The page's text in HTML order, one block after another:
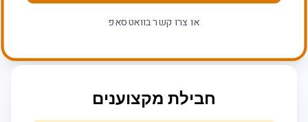
או צרו קשר בוואטסאפ
חבילת מקצוענים